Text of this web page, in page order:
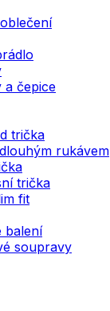
a čepice
trička
rukávem
trička
fit
balení
soupravy